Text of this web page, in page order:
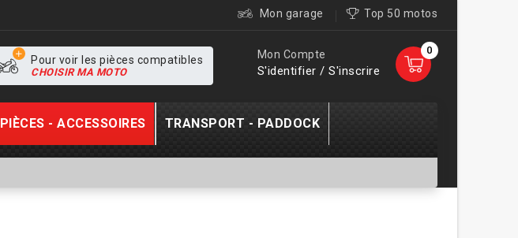
Mon garage Top 50 motos
0
Mon Compte
S'identifier / S'inscrire
Pour voir les pièces compatibles
CHOISIR MA MOTO
PIÈCES - ACCESSOIRES TRANSPORT - PADDOCK